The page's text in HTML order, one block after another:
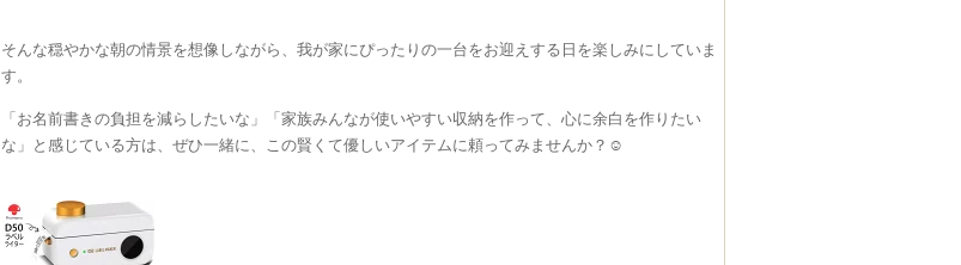
​そんな穏やかな朝の情景を想像しながら、我が家にぴったりの一台をお迎えする日を楽しみにしていま
す。
「お名前書きの負担を減らしたいな」「家族みんなが使いやすい収納を作って、心に余白を作りたい
な」と感じている方は、ぜひ一緒に、この賢くて優しいアイテムに頼ってみませんか？☺️